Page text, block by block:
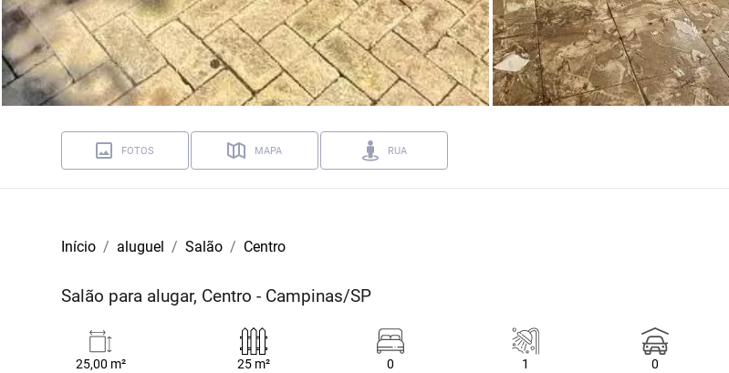
FOTOS MAPA RUA
Início aluguel Salão Centro
Salão para alugar, Centro - Campinas/SP
25,00 m²
25 m²
0
1
0